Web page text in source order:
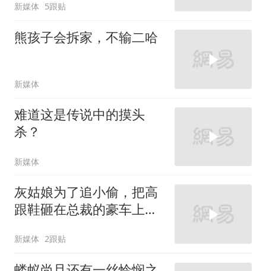
新媒体 5跟贴
熊孩子会拆家，不输二哈
新媒体
难道这是传说中的摸头
杀？
新媒体
灰姑娘为了追小偷，把高
跟鞋砸在总裁的豪车上，
新媒体 2跟贴